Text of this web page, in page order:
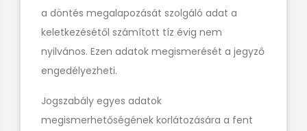
a döntés megalapozását szolgáló adat a
keletkezésétől számított tíz évig nem
nyilvános. Ezen adatok megismerését a jegyző
engedélyezheti.
Jogszabály egyes adatok
megismerhetőségének korlátozására a fent